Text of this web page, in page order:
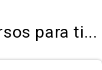
para ti...